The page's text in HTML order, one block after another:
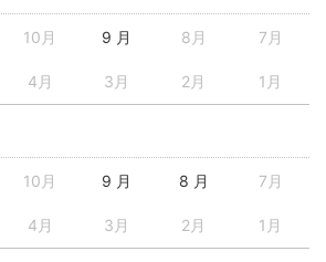
10月 9 月 8月 7月
4月 3月 2月 1月
10月 9 月 8 月 7月
4月 3月 2月 1月